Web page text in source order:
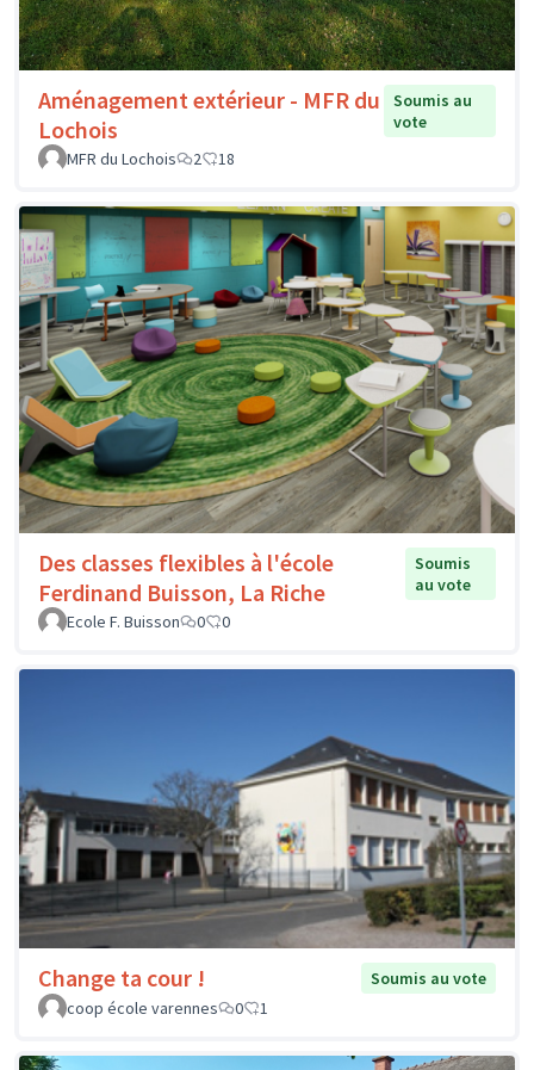
Aménagement extérieur - MFR du
Lochois
Soumis au
vote
MFR du Lochois
2 18
Des classes flexibles à l'école
Ferdinand Buisson, La Riche
Soumis
au vote
Ecole F. Buisson
0 0
Change ta cour !
Soumis au vote
coop école varennes
0 1